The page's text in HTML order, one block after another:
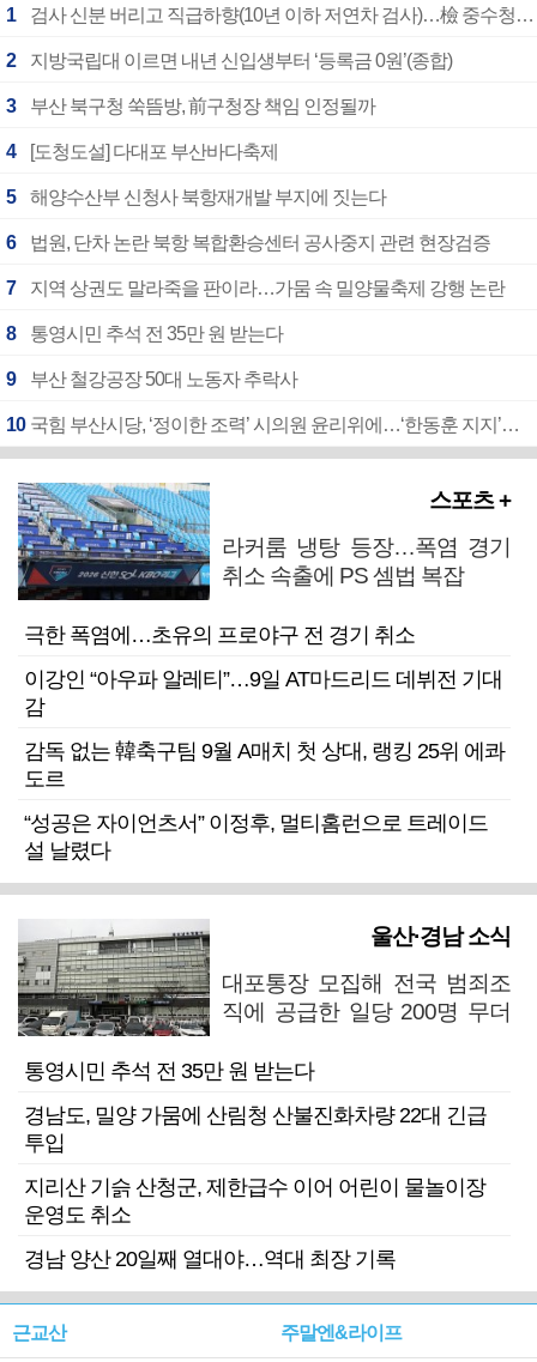
1 검사 신분 버리고 직급하향(10년 이하 저연차 검사)…檢 중수청행 기피
2 지방국립대 이르면 내년 신입생부터 ‘등록금 0원’(종합)
3 부산 북구청 쑥뜸방, 前구청장 책임 인정될까
4 [도청도설] 다대포 부산바다축제
5 해양수산부 신청사 북항재개발 부지에 짓는다
6 법원, 단차 논란 북항 복합환승센터 공사중지 관련 현장검증
7 지역 상권도 말라죽을 판이라…가뭄 속 밀양물축제 강행 논란
8 통영시민 추석 전 35만 원 받는다
9 부산 철강공장 50대 노동자 추락사
10 국힘 부산시당, ‘정이한 조력’ 시의원 윤리위에…‘한동훈 지지’도 신고접수
스포츠 +
라커룸 냉탕 등장…폭염 경기
취소 속출에 PS 셈법 복잡
극한 폭염에…초유의 프로야구 전 경기 취소
이강인 “아우파 알레티”…9일 AT마드리드 데뷔전 기대
감
감독 없는 韓축구팀 9월 A매치 첫 상대, 랭킹 25위 에콰
도르
“성공은 자이언츠서” 이정후, 멀티홈런으로 트레이드
설 날렸다
울산·경남 소식
대포통장 모집해 전국 범죄조
직에 공급한 일당 200명 무더
통영시민 추석 전 35만 원 받는다
경남도, 밀양 가뭄에 산림청 산불진화차량 22대 긴급
투입
지리산 기슭 산청군, 제한급수 이어 어린이 물놀이장
운영도 취소
경남 양산 20일째 열대야…역대 최장 기록
근교산 주말엔&라이프